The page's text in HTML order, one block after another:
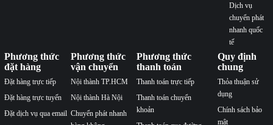
Dịch vụ
chuyển phát
nhanh quốc
tế
Phương thức
đặt hàng
Đặt hàng trực tiếp
Đặt hàng trực tuyến
Đặt dịch vụ qua email
Phương thức
vận chuyển
Nội thành TP.HCM
Nội thành Hà Nội
Chuyển phát nhanh
Phương thức
thanh toán
Thanh toán trực tiếp
Thanh toán chuyển
khoản
Quy định
chung
Thỏa thuận sử
dụng
Chính sách bảo
mật